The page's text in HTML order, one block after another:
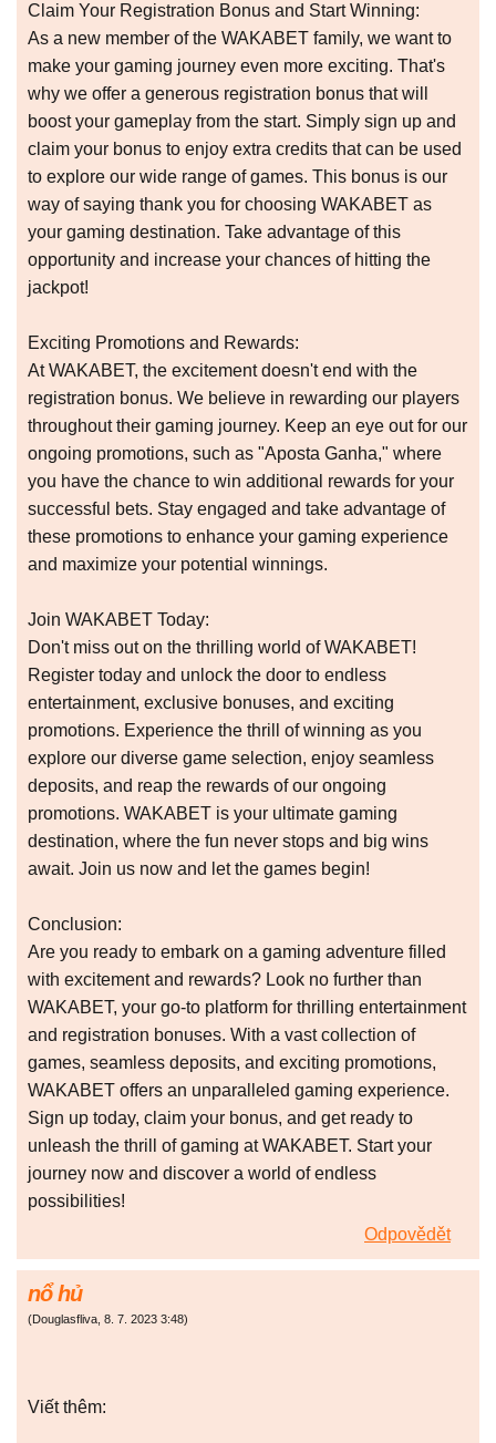
Claim Your Registration Bonus and Start Winning:
As a new member of the WAKABET family, we want to
make your gaming journey even more exciting. That's
why we offer a generous registration bonus that will
boost your gameplay from the start. Simply sign up and
claim your bonus to enjoy extra credits that can be used
to explore our wide range of games. This bonus is our
way of saying thank you for choosing WAKABET as
your gaming destination. Take advantage of this
opportunity and increase your chances of hitting the
jackpot!
Exciting Promotions and Rewards:
At WAKABET, the excitement doesn't end with the
registration bonus. We believe in rewarding our players
throughout their gaming journey. Keep an eye out for our
ongoing promotions, such as "Aposta Ganha," where
you have the chance to win additional rewards for your
successful bets. Stay engaged and take advantage of
these promotions to enhance your gaming experience
and maximize your potential winnings.
Join WAKABET Today:
Don't miss out on the thrilling world of WAKABET!
Register today and unlock the door to endless
entertainment, exclusive bonuses, and exciting
promotions. Experience the thrill of winning as you
explore our diverse game selection, enjoy seamless
deposits, and reap the rewards of our ongoing
promotions. WAKABET is your ultimate gaming
destination, where the fun never stops and big wins
await. Join us now and let the games begin!
Conclusion:
Are you ready to embark on a gaming adventure filled
with excitement and rewards? Look no further than
WAKABET, your go-to platform for thrilling entertainment
and registration bonuses. With a vast collection of
games, seamless deposits, and exciting promotions,
WAKABET offers an unparalleled gaming experience.
Sign up today, claim your bonus, and get ready to
unleash the thrill of gaming at WAKABET. Start your
journey now and discover a world of endless
possibilities!
Odpovědět
nổ hủ
(Douglasfliva, 8. 7. 2023 3:48)
Viết thêm: